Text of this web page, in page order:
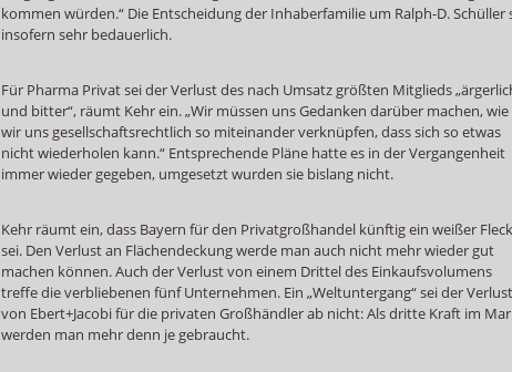
kommen würden.“ Die Entscheidung der Inhaberfamilie um Ralph-D. Schüller
insofern sehr bedauerlich.
Für Pharma Privat sei der Verlust des nach Umsatz größten Mitglieds
und bitter“, räumt Kehr ein. „Wir müssen uns Gedanken darüber machen, wie
wir uns gesellschaftsrechtlich so miteinander verknüpfen, dass sich so etwas
nicht wiederholen kann.“ Entsprechende Pläne hatte es in der Vergangenheit
immer wieder gegeben, umgesetzt wurden sie bislang nicht.
Kehr räumt ein, dass Bayern für den Privatgroßhandel künftig ein weißer Fleck
sei. Den Verlust an Flächendeckung werde man auch nicht mehr wieder gut
machen können. Auch der Verlust von einem Drittel des Einkaufsvolumens
treffe die verbliebenen fünf Unternehmen. Ein „Weltuntergang“ sei der Verlust
von Ebert+Jacobi für die privaten Großhändler ab nicht: Als dritte Kraft im
werden man mehr denn je gebraucht.